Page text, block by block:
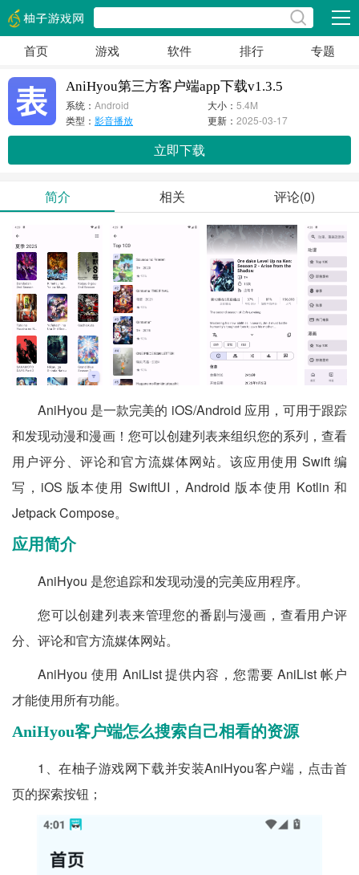
展开
首页 游戏 软件 排行 专题
AniHyou第三方客户端app下载v1.3.5
系统： Android 大小：5.4M
类型： 影音播放 更新：2025-03-17
立即下载
简介 相关 评论(0)
AniHyou 是一款完美的 iOS/Android 应用，可用于跟踪
和发现动漫和漫画！您可以创建列表来组织您的系列，查看
用户评分、评论和官方流媒体网站。该应用使用 Swift 编
写，iOS 版本使用 SwiftUI，Android 版本使用 Kotlin 和
Jetpack Compose。
应用简介
AniHyou 是您追踪和发现动漫的完美应用程序。
您可以创建列表来管理您的番剧与漫画，查看用户评
分、评论和官方流媒体网站。
AniHyou 使用 AniList 提供内容，您需要 AniList 帐户
才能使用所有功能。
AniHyou客户端怎么搜索自己相看的资源
1、在柚子游戏网下载并安装AniHyou客户端，点击首
页的探索按钮；